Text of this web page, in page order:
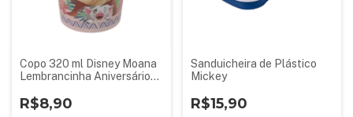
Copo 320 ml Disney Moana
Lembrancinha Aniversário
R$8,90
Sanduicheira de Plástico
Mickey
R$15,90